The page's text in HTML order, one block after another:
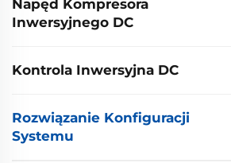
Napęd Kompresora
Inwersyjnego DC
Kontrola Inwersyjna DC
Rozwiązanie Konfiguracji
Systemu